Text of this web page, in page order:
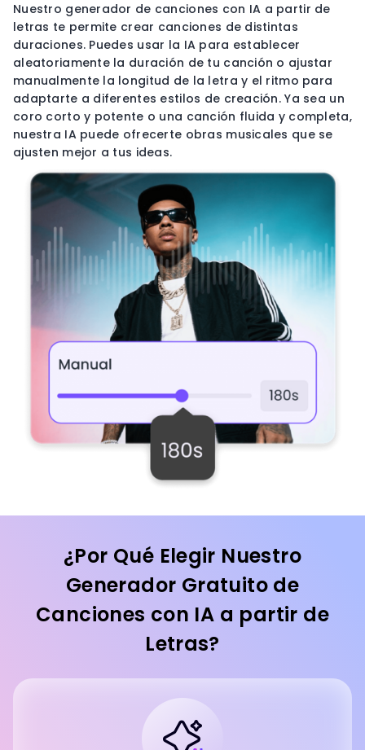
Nuestro generador de canciones con IA a partir de
letras te permite crear canciones de distintas
duraciones. Puedes usar la IA para establecer
aleatoriamente la duración de tu canción o ajustar
manualmente la longitud de la letra y el ritmo para
adaptarte a diferentes estilos de creación. Ya sea un
coro corto y potente o una canción fluida y completa,
nuestra IA puede ofrecerte obras musicales que se
ajusten mejor a tus ideas.
¿Por Qué Elegir Nuestro
Generador Gratuito de
Canciones con IA a partir de
Letras?